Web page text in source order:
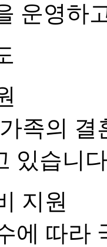
운영하
족의 결
있습니
지원
에 따라